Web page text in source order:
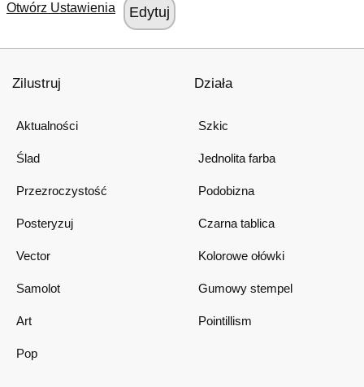
Otwórz Ustawienia
Zilustruj
Aktualności
Ślad
Przezroczystość
Posteryzuj
Vector
Samolot
Art
Pop
Działa
Szkic
Jednolita farba
Podobizna
Czarna tablica
Kolorowe ołówki
Gumowy stempel
Pointillism